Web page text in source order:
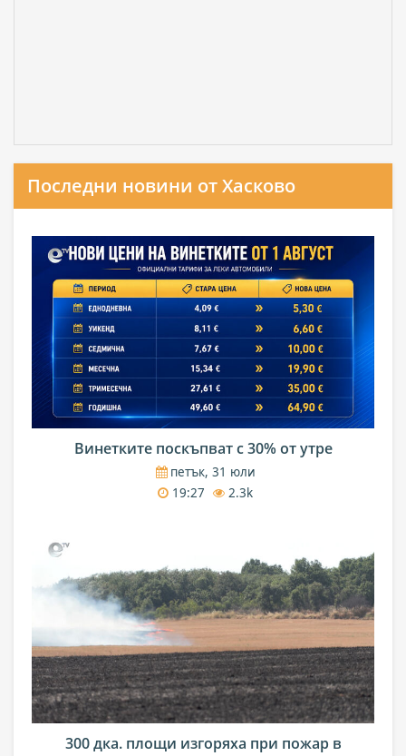
Последни новини от Хасково
Винетките поскъпват с 30% от утре
петък, 31 юли
19:27
2.3k
300 дка. площи изгоряха при пожар в